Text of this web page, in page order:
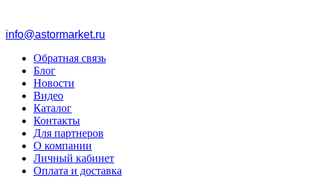
info@astormarket.ru
Обратная связь
Блог
Новости
Видео
Каталог
Контакты
Для партнеров
О компании
Личный кабинет
Оплата и доставка